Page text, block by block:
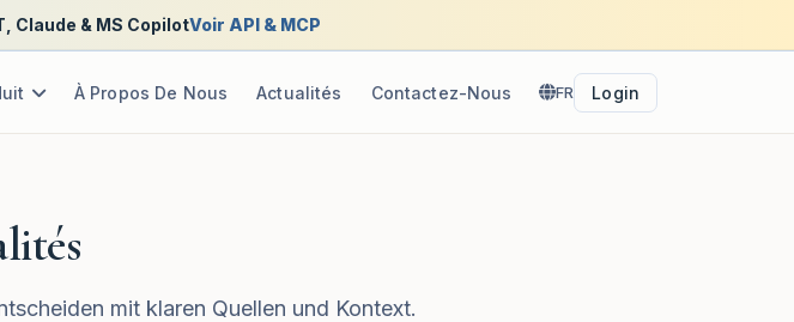
Claude & MS CopilotVoir API & MCP
À Propos De Nous Actualités Contactez-Nous FR Login
mit klaren Quellen und Kontext.